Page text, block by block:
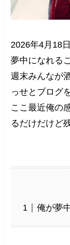
2026年4月18日
夢中になれる
週末みんなが
っせとブログ
ここ最近俺の
るだけだけど
俺が夢